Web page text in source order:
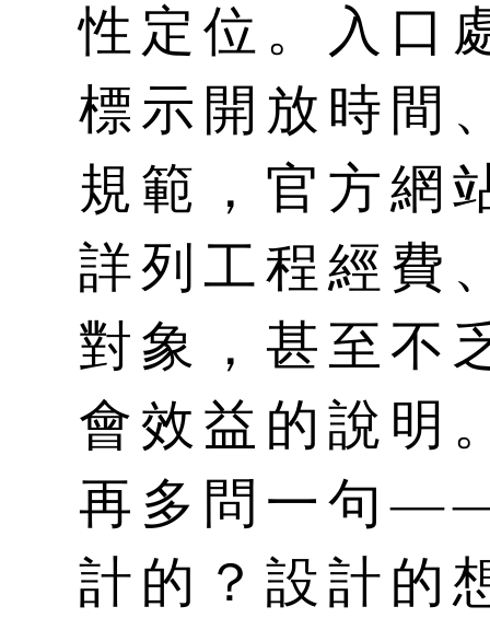
性定位。入口
標示開放時間
規範，官方網
詳列工程經費
對象，甚至不
會效益的說明
再多問一句
計的？設計的